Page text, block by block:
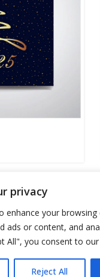
privacy
enhance your browsing
ads or content, and
All", you consent to
Reject All
7710
02109